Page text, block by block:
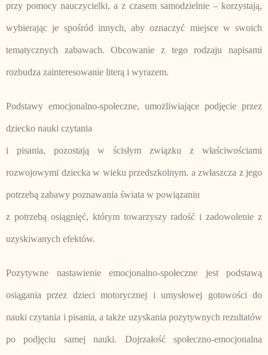
przy pomocy nauczycielki, a z czasem samodzielnie – korzystają,
wybierając je spośród innych, aby oznaczyć miejsce w swoich
tematycznych zabawach. Obcowanie z tego rodzaju napisami
rozbudza zainteresowanie literą i wyrazem.
Podstawy emocjonalno-społeczne, umożliwiające podjęcie przez
dziecko nauki czytania
i pisania, pozostają w ścisłym związku z właściwościami
rozwojowymi dziecka w wieku przedszkolnym. a zwłaszcza z jego
potrzebą zabawy poznawania świata w powiązaniu
z potrzebą osiągnięć, którym towarzyszy radość i zadowolenie z
uzyskiwanych efektów.
Pozytywne nastawienie emocjonalno-społeczne jest podstawą
osiągania przez dzieci motorycznej i umysłowej gotowości do
nauki czytania i pisania, a także uzyskania pozytywnych rezultatów
po podjęciu samej nauki. Dojrzałość społeczno-emocjonalna